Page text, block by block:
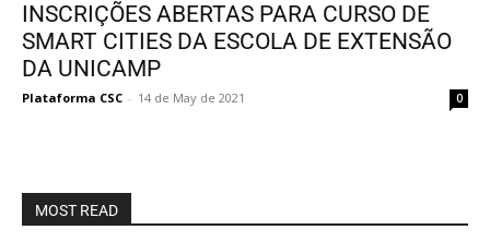
INSCRIÇÕES ABERTAS PARA CURSO DE
SMART CITIES DA ESCOLA DE EXTENSÃO
DA UNICAMP
Plataforma CSC - 14 de May de 2021 0
MOST READ